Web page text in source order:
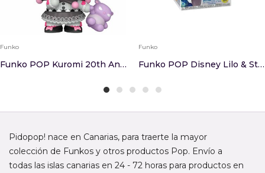
Funko
Funko POP Kuromi 20th Anniversary Kuromi Exclusive
Funko
Funko POP Disney Lilo & Stitch Stitch In PJ´s G...
Pidopop! nace en Canarias, para traerte la mayor
colección de Funkos y otros productos Pop. Envío a
todas las islas canarias en 24 - 72 horas para productos en